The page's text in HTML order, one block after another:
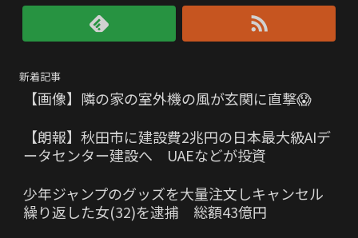
新着記事
【画像】隣の家の室外機の風が玄関に直撃😱
【朗報】秋田市に建設費2兆円の日本最大級AIデ
ータセンター建設へ UAEなどが投資
少年ジャンプのグッズを大量注文しキャンセル
繰り返した女(32)を逮捕 総額43億円